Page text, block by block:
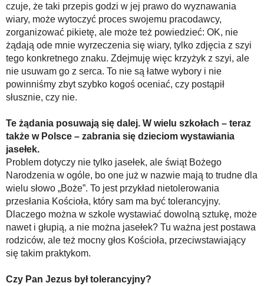
czuje, że taki przepis godzi w jej prawo do wyznawania
wiary, może wytoczyć proces swojemu pracodawcy,
zorganizować pikietę, ale może też powiedzieć: OK, nie
żądają ode mnie wyrzeczenia się wiary, tylko zdjęcia z szyi
tego konkretnego znaku. Zdejmuję więc krzyżyk z szyi, ale
nie usuwam go z serca. To nie są łatwe wybory i nie
powinniśmy zbyt szybko kogoś oceniać, czy postąpił
słusznie, czy nie.
Te żądania posuwają się dalej. W wielu szkołach – teraz
także w Polsce – zabrania się dzieciom wystawiania
jasełek.
Problem dotyczy nie tylko jasełek, ale świąt Bożego
Narodzenia w ogóle, bo one już w nazwie mają to trudne dla
wielu słowo „Boże”. To jest przykład nietolerowania
przesłania Kościoła, który sam ma być tolerancyjny.
Dlaczego można w szkole wystawiać dowolną sztukę, może
nawet i głupią, a nie można jasełek? Tu ważna jest postawa
rodziców, ale też mocny głos Kościoła, przeciwstawiający
się takim praktykom.
Czy Pan Jezus był tolerancyjny?